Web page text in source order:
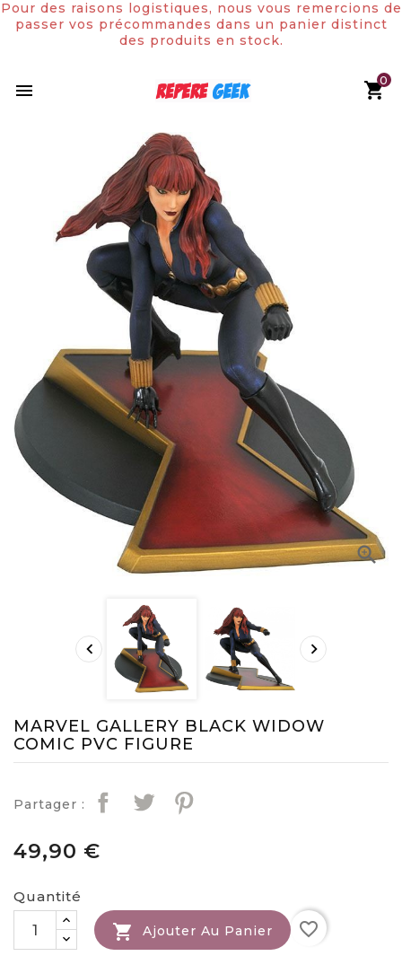

Pour des raisons logistiques, nous vous remercions de
passer vos précommandes dans un panier distinct
des produits en stock.
0
Rupture de stock

 
MARVEL GALLERY BLACK WIDOW
COMIC PVC FIGURE
Partager :
49,90 €
Quantité
 Ajouter Au Panier favorite_border